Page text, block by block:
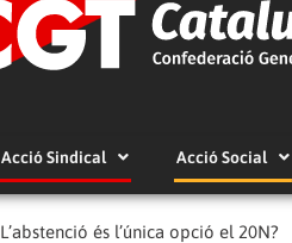
Acció Sindical Acció Social
L’abstenció és l’única opció el 20N?